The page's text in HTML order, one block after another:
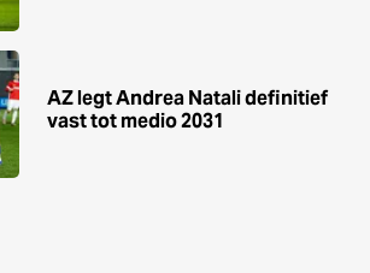
AZ legt Andrea Natali definitief
vast tot medio 2031